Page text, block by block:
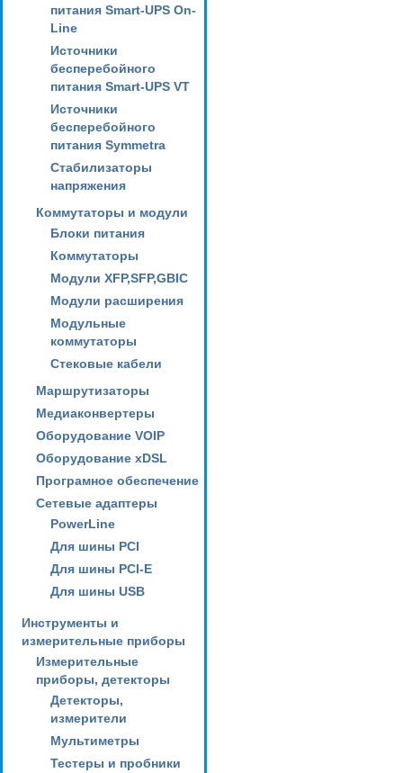
питания Smart-UPS On-
Line
Источники
бесперебойного
питания Smart-UPS VT
Источники
бесперебойного
питания Symmetra
Стабилизаторы
напряжения
Коммутаторы и модули
Блоки питания
Коммутаторы
Модули XFP,SFP,GBIC
Модули расширения
Модульные
коммутаторы
Стековые кабели
Маршрутизаторы
Медиаконвертеры
Оборудование VOIP
Оборудование xDSL
Програмное обеспечение
Сетевые адаптеры
PowerLine
Для шины PCI
Для шины PCI-E
Для шины USB
Инструменты и
измерительные приборы
Измерительные
приборы, детекторы
Детекторы,
измерители
Мультиметры
Тестеры и пробники